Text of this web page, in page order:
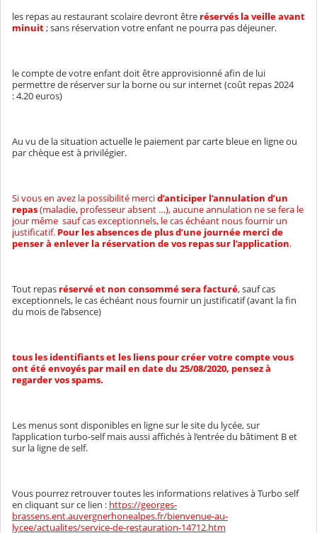
les repas au restaurant scolaire devront être réservés la veille avant
minuit; sans réservation votre enfant ne pourra pas déjeuner.
le compte de votre enfant doit être approvisionné afin de lui
permettre de réserver sur la borne ou sur internet (coût repas 2024
: 4.20 euros)
Au vu de la situation actuelle le paiement par carte bleue en ligne ou
par chèque est à privilégier.
Si vous en avez la possibilité mercid’anticiper l’annulation d’un
repas(maladie, professeur absent …), aucune annulation ne se fera le
jour même sauf cas exceptionnels, le cas échéant nous fournir un
justificatif. Pour les absences de plus d’une journée merci de
penser à enlever la réservation de vos repas sur l’application.
Tout repas réservé et non consommé sera facturé, sauf cas
exceptionnels, le cas échéant nous fournir un justificatif (avant la fin
du mois de l’absence)
tous les identifiants et les liens pour créer votre compte vous
ont été envoyés par mail en date du 25/08/2020, pensez à
regarder vos spams.
Les menus sont disponibles en ligne sur le site du lycée, sur
l’application turbo-self mais aussi affichés à l’entrée du bâtiment B et
sur la ligne de self.
Vous pourrez retrouver toutes les informations relatives à Turbo self
en cliquant sur ce lien : https://georges-
brassens.ent.auvergnerhonealpes.fr/bienvenue-au-
lycee/actualites/service-de-restauration-14712.htm